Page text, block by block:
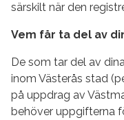
särskilt när den
Vem får ta del av
De som tar del av
inom Västerås stad
på uppdrag av
behöver uppgifterna